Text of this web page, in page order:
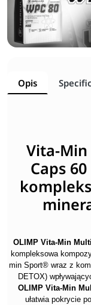
Opis
Vita-
Caps
OLIMP Vita-Min
kompleksowa
min Sport® wraz z
DETOX)
OLIMP Vita-Min
ułatwia pokrycie